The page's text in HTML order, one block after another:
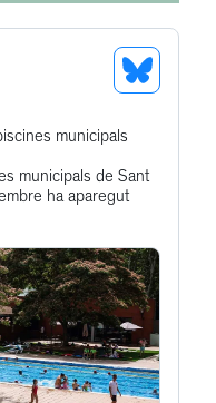
See
municipals
municipals de Sant
ha aparegut